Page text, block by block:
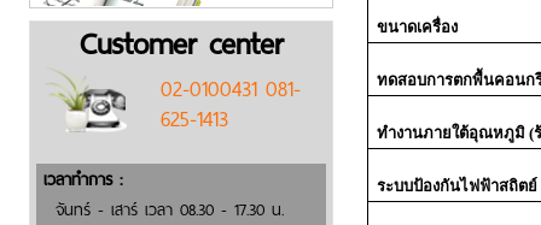
Customer center
02-0100431 081-
625-1413
เวลาทำการ :
จันทร์ - เสาร์ เวลา 08.30 - 17.30 น.
ขนาดเครื่อง
ทดสอบการตกพื้นคอนก
ทำงานภายใต้อุณหภูมิ (
ระบบป้องกันไฟฟ้าสถิตย์